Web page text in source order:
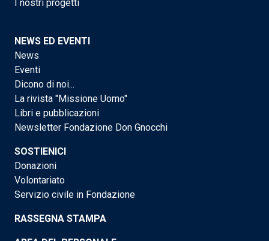
I nostri progetti
NEWS ED EVENTI
News
Eventi
Dicono di noi...
La rivista "Missione Uomo"
Libri e pubblicazioni
Newsletter Fondazione Don Gnocchi
SOSTIENICI
Donazioni
Volontariato
Servizio civile in Fondazione
RASSEGNA STAMPA